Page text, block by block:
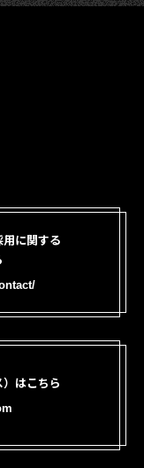
用に関する
はこちら